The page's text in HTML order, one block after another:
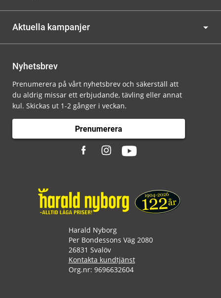
Aktuella kampanjer
Nyhetsbrev
Prenumerera på vårt nyhetsbrev och säkerställ att
du aldrig missar ett erbjudande, tävling eller annat
kul. Skickas ut 1-2 gånger i veckan.
Prenumerera
Harald Nyborg
Per Bondessons Väg 2080
26831 Svalöv
Kontakta kundtjänst
Org.nr: 9696632604